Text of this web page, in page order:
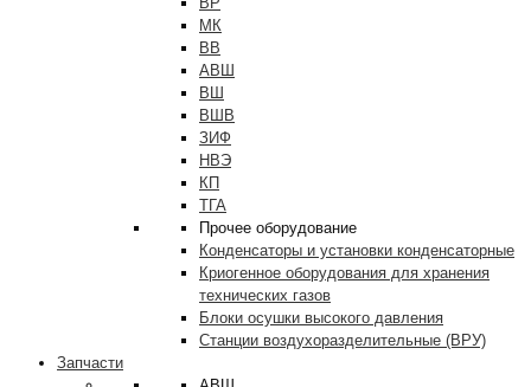
МК
ВВ
АВШ
ВШ
ВШВ
ЗИФ
НВЭ
КП
ТГА
Прочее оборудование
Конденсаторы и установки конденсаторные
Криогенное оборудования для хранения
технических газов
Блоки осушки высокого давления
Станции воздухоразделительные (ВРУ)
Запчасти